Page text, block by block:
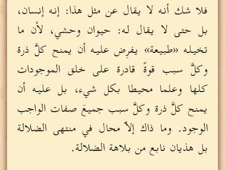
فلا شك أنه لا يقال عن مثل هذا: إنه إنسان،
بل حتى لا يقال له: حيوان وحشي، لأن ما
تخيله «طبيعة» يفرِض عليه أن يمنح كلَّ ذرة
وكلَّ سبب قوةً قادرة على خلق الموجودات
كلها وعلما محيطا بكل شيء، بل عليه أن
يمنح كلَّ ذرة وكلَّ سبب جميعَ صفات الواجب
الوجود. وما ذاك إلاّ محال في منتهى الضلالة
بل هذيان نابع من بلاهة الضلالة.